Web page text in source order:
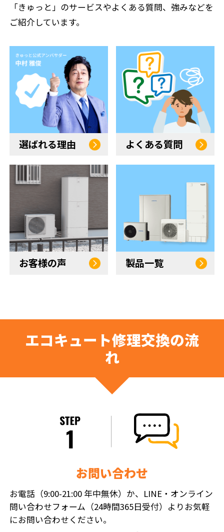
「きゅっと」のサービスやよくある質問、強みなどを
ご紹介しています。
選ばれる理由 よくある質問
お客様の声 製品一覧
エコキュート修理交換の流
れ
お問い合わせ
お電話（9:00-21:00 年中無休）か、LINE・オンライン
問い合わせフォーム（24時間365日受付）よりお気軽
にお問い合わせください。